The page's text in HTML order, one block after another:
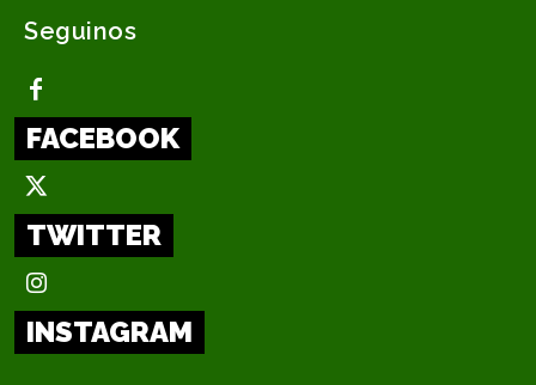
Seguinos
FACEBOOK
TWITTER
INSTAGRAM